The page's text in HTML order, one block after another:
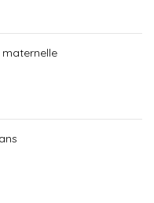
maternelle